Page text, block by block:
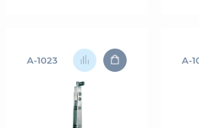
A-1023 A-